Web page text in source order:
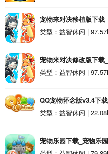
宠物来对决移植版下载
安卓版
类型：益智休闲 |
宠物来对决修改版下载
安卓版
类型：益智休闲 |
QQ宠物怀念版v3.4下
v3.4v1.18安卓版
类型：益智休闲 |
宠物乐园下载_宠物乐